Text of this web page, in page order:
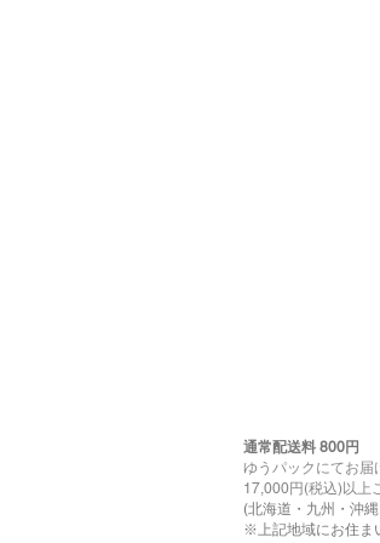
通常配送料 800円​
ゆうパックにてお届
17,000円(税込)以上
(北海道・九州・沖
※上記地域にお住ま